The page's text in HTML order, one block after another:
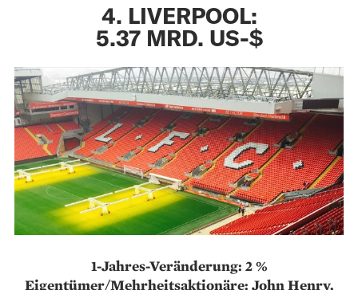
4. LIVERPOOL:
5.37 MRD. US-$
1-Jahres-Veränderung: 2 %
Eigentümer/Mehrheitsaktionäre: John Henry,